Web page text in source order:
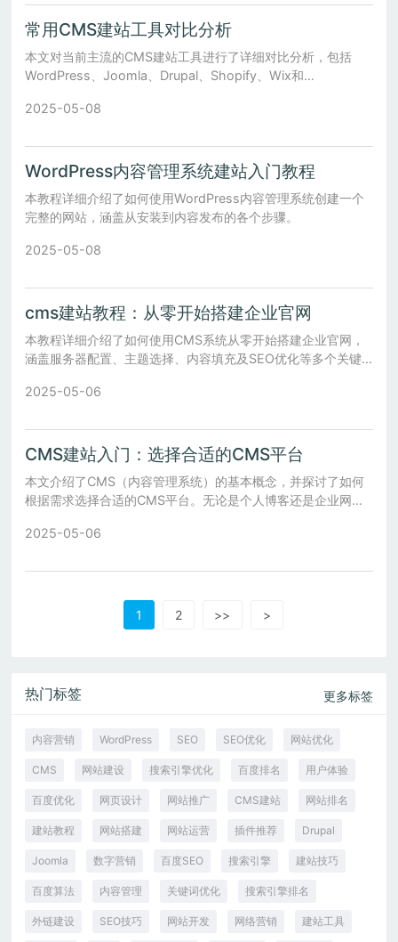
常用CMS建站工具对比分析
本文对当前主流的CMS建站工具进行了详细对比分析，包括
WordPress、Joomla、Drupal、Shopify、Wix和
2025-05-08
WordPress内容管理系统建站入门教程
本教程详细介绍了如何使用WordPress内容管理系统创建一个
完整的网站，涵盖从安装到内容发布的各个步骤。
2025-05-08
cms建站教程：从零开始搭建企业官网
本教程详细介绍了如何使用CMS系统从零开始搭建企业官网，
涵盖服务器配置、主题选择、内容填充及SEO优化等多个关键
2025-05-06
CMS建站入门：选择合适的CMS平台
本文介绍了CMS（内容管理系统）的基本概念，并探讨了如何
根据需求选择合适的CMS平台。无论是个人博客还是企业网
2025-05-06
1 2 >> >
热门标签 更多标签
内容营销 WordPress SEO SEO优化 网站优化
CMS 网站建设 搜索引擎优化 百度排名 用户体验
百度优化 网页设计 网站推广 CMS建站 网站排名
建站教程 网站搭建 网站运营 插件推荐 Drupal
Joomla 数字营销 百度SEO 搜索引擎 建站技巧
百度算法 内容管理 关键词优化 搜索引擎排名
外链建设 SEO技巧 网站开发 网络营销 建站工具